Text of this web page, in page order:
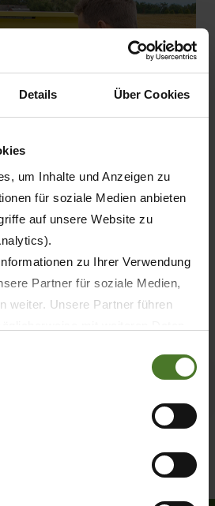
Details Über Cookies
um Inhalte und Anzeigen zu
für soziale Medien anbieten
auf unsere Website zu
zu Ihrer Verwendung
Partner für soziale Medien,
weiter. Unsere Partner führen
der Dienste gesammelt
des Trackings auch Dienstleister
der EU mit abweichenden
ein, wodurch das Risiko von
bzw. von Kontrollverlust bzgl.